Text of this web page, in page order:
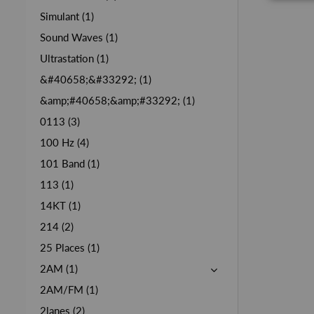
Simulant (1)
Sound Waves (1)
Ultrastation (1)
&#40658;&#33292; (1)
&amp;#40658;&amp;#33292; (1)
0113 (3)
100 Hz (4)
101 Band (1)
113 (1)
14KT (1)
214 (2)
25 Places (1)
2AM (1)
2AM/FM (1)
2lanes (2)